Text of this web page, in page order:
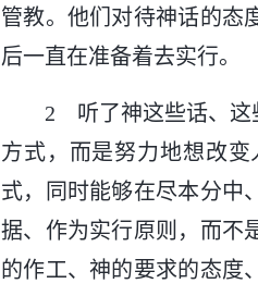
管教。他们对待神话的态
后一直在准备着去实行。
2 听了神这些话、这
方式，而是努力地想改
式，同时能够在尽本分中
据、作为实行原则，而不
的作工、神的要求的态度